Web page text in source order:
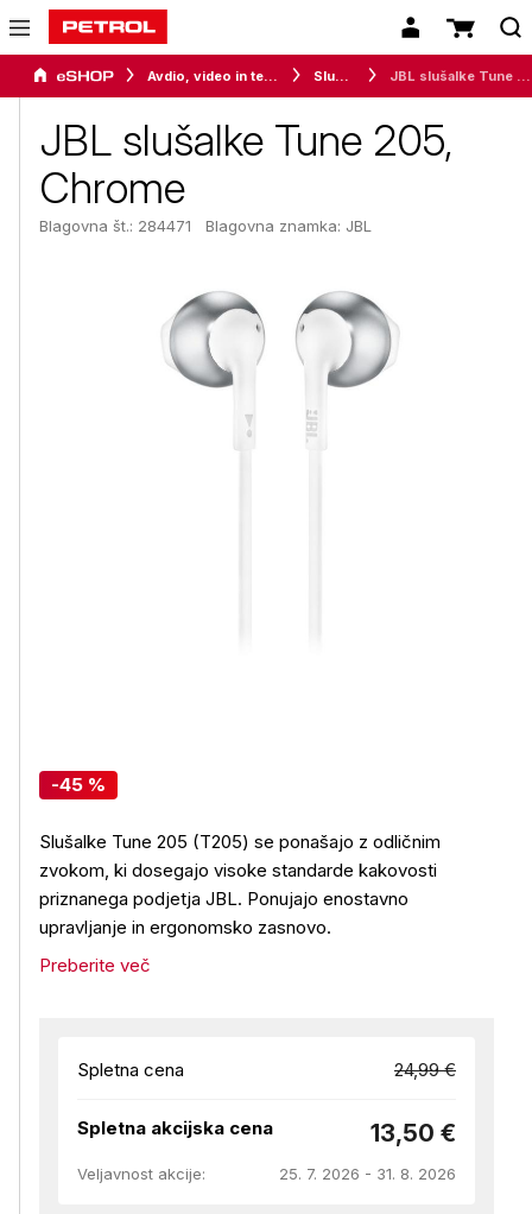
Avdio, video in telefonija Slušalke
JBL slušalke Tune 205,
Chrome
Blagovna št.: 284471 Blagovna znamka: JBL
-45 %
Slušalke Tune 205 (T205) se ponašajo z odličnim
zvokom, ki dosegajo visoke standarde kakovosti
priznanega podjetja JBL. Ponujajo enostavno
upravljanje in ergonomsko zasnovo.
Preberite več
Spletna cena 24,99 €
Spletna akcijska cena 13,50 €
Veljavnost akcije: 25. 7. 2026 - 31. 8. 2026